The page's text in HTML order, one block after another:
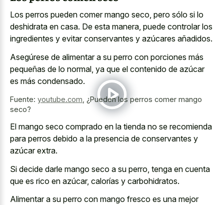
Los perros pueden comer mango seco, pero sólo si lo
deshidrata en casa. De esta manera, puede controlar los
ingredientes y evitar conservantes y azúcares añadidos.
Asegúrese de alimentar a su perro con porciones más
pequeñas de lo normal, ya que el contenido de azúcar
es más condensado.
Fuente: youtube.com ¿Pueden los perros comer mango
seco?
El mango seco comprado en la tienda no se recomienda
para perros debido a la presencia de conservantes y
azúcar extra.
Si decide darle mango seco a su perro, tenga en cuenta
que es rico en azúcar, calorías y carbohidratos.
Alimentar a su perro con mango fresco es una mejor